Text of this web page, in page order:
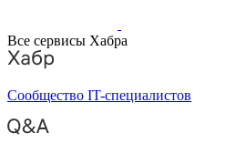
Все сервисы Хабра
Сообщество IT-специалистов